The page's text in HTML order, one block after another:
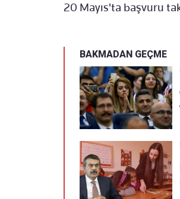
20 Mayıs'ta başvuru
BAKMADAN GEÇME